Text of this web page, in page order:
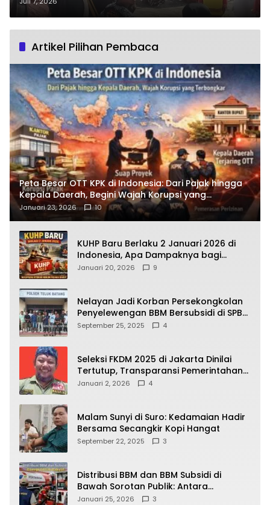
Penuh Khidmat
Artikel Pilihan Pembaca
Peta Besar OTT KPK di Indonesia: Dari Pajak hingga
Kepala Daerah, Begini Wajah Korupsi yang
Terbongkar
Januari 23, 2026 10
KUHP Baru Berlaku 2 Januari 2026 di
Indonesia, Apa Dampaknya bagi
Kehidupan Warga? Ini Aturan Kunci
Januari 20, 2026 9
Nelayan Jadi Korban Persekongkolan
Penyelewengan BBM Bersubsidi di SPBU
64.78809 Teluk Batang
September 25, 2025 4
Seleksi FKDM 2025 di Jakarta Dinilai
Tertutup, Transparansi Pemerintahan
Pramono–Rano Dipertanyakan
Januari 2, 2026 4
Malam Sunyi di Suro: Kedamaian Hadir
Bersama Secangkir Kopi Hangat
September 22, 2025 3
Distribusi BBM dan BBM Subsidi di
Bawah Sorotan Publik: Antara
Kepentingan Negara, Hak Konsumen,
Januari 25, 2026 3